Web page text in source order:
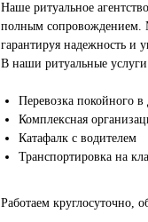
Наше ритуальное
полным сопровождением.
гарантируя надежность и
В наши ритуальные услуги
Перевозка покойного в
Комплексная
Катафалк с водителем
Транспортировка на
Работаем круглосуточно,